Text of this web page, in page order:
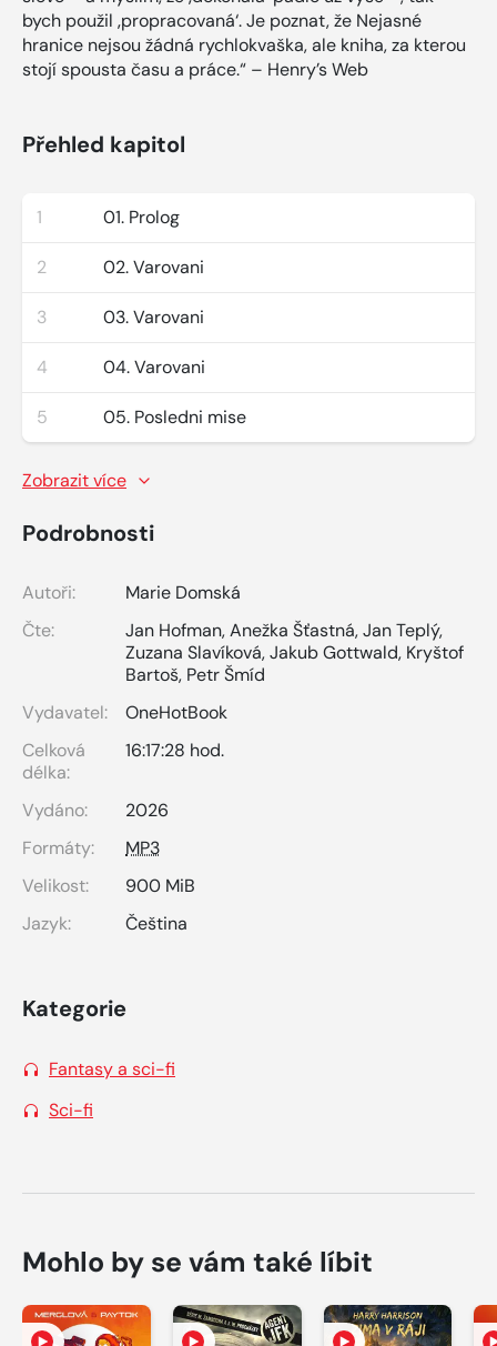
bych použil ‚propracovaná‘. Je poznat, že Nejasné
hranice nejsou žádná rychlokvaška, ale kniha, za kterou
stojí spousta času a práce.“ – Henry’s Web
Přehled kapitol
1 01. Prolog
2 02. Varovani
3 03. Varovani
4 04. Varovani
5 05. Posledni mise
Zobrazit více
Podrobnosti
Autoři:
Marie Domská
Čte:
Jan Hofman,Anežka Šťastná,Jan Teplý,
Zuzana Slavíková,Jakub Gottwald, Kryštof
Bartoš, Petr Šmíd
Vydavatel:
OneHotBook
Celková
délka:
16:17:28 hod.
Vydáno:
2026
Formáty:
MP3
Velikost:
900 MiB
Jazyk:
Čeština
Kategorie
Fantasy a sci-fi
Sci-fi
Mohlo by se vám také líbit